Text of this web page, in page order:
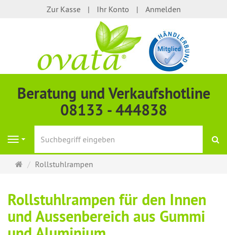
Zur Kasse Ihr Konto Anmelden
Beratung und Verkaufshotline
08133 - 444838
Navigation
Startseite
Rollstuhlrampen
Rollstuhlrampen für den Innen
und Aussenbereich aus Gummi